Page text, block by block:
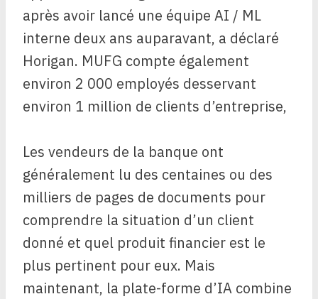
après avoir lancé une équipe AI / ML
interne deux ans auparavant, a déclaré
Horigan. MUFG compte également
environ 2 000 employés desservant
environ 1 million de clients d’entreprise,
Les vendeurs de la banque ont
généralement lu des centaines ou des
milliers de pages de documents pour
comprendre la situation d’un client
donné et quel produit financier est le
plus pertinent pour eux. Mais
maintenant, la plate-forme d’IA combine